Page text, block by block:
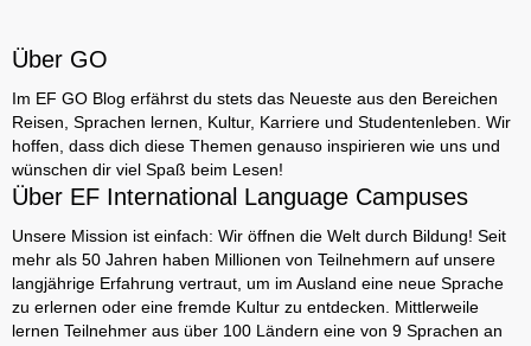
Über GO
Im EF GO Blog erfährst du stets das Neueste aus den Bereichen
Reisen, Sprachen lernen, Kultur, Karriere und Studentenleben. Wir
hoffen, dass dich diese Themen genauso inspirieren wie uns und
wünschen dir viel Spaß beim Lesen!
Über EF International Language Campuses
Unsere Mission ist einfach: Wir öffnen die Welt durch Bildung! Seit
mehr als 50 Jahren haben Millionen von Teilnehmern auf unsere
langjährige Erfahrung vertraut, um im Ausland eine neue Sprache
zu erlernen oder eine fremde Kultur zu entdecken. Mittlerweile
lernen Teilnehmer aus über 100 Ländern eine von 9 Sprachen an